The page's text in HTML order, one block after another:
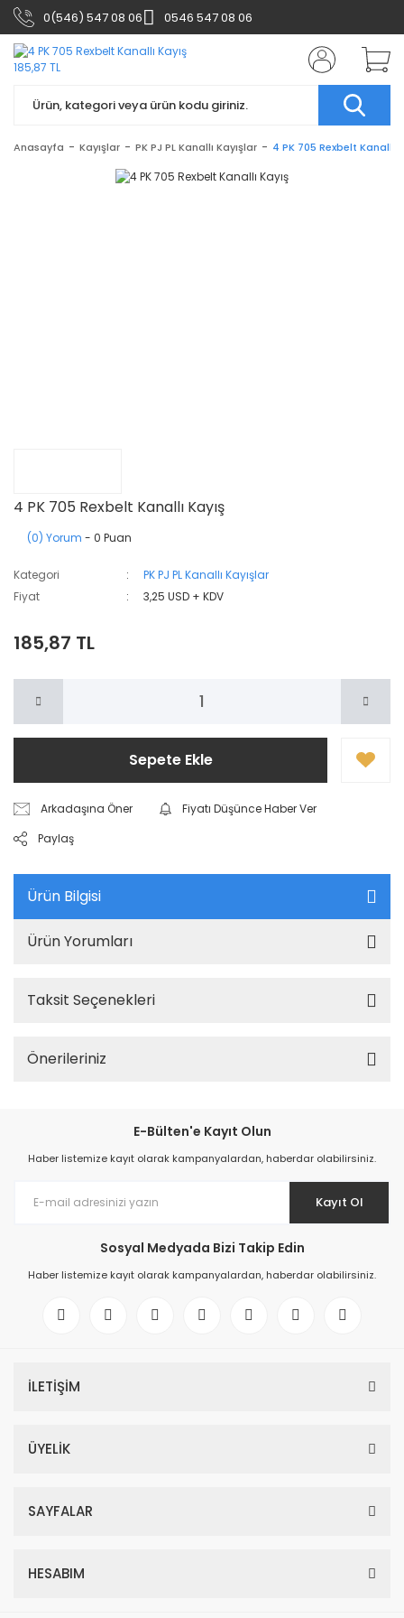
0(546) 547 08 06 0546 547 08 06
Anasayfa Kayışlar PK PJ PL Kanallı Kayışlar 4 PK 705 Rexbelt Kanallı
4 PK 705 Rexbelt Kanallı Kayış
(0) Yorum - 0 Puan
Kategori
PK PJ PL Kanallı Kayışlar
Fiyat
3,25 USD + KDV
185,87 TL
Sepete Ekle
Arkadaşına Öner
Fiyatı Düşünce Haber Ver
Paylaş
Ürün Bilgisi
Ürün Yorumları
Taksit Seçenekleri
Önerileriniz
E-Bülten'e Kayıt Olun
Haber listemize kayıt olarak kampanyalardan, haberdar olabilirsiniz.
Kayıt Ol
Sosyal Medyada Bizi Takip Edin
Haber listemize kayıt olarak kampanyalardan, haberdar olabilirsiniz.
İLETİŞİM
ÜYELİK
SAYFALAR
HESABIM